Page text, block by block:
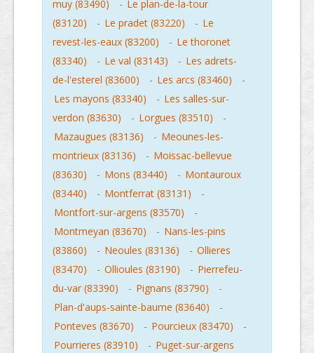
muy (83490)
- Le plan-de-la-tour
(83120)
- Le pradet (83220) - Le
revest-les-eaux (83200)
- Le thoronet
(83340)
- Le val (83143) - Les adrets-
de-l'esterel (83600)
- Les arcs (83460)
-
Les mayons (83340)
- Les salles-sur-
verdon (83630)
- Lorgues (83510)
-
Mazaugues (83136)
- Meounes-les-
montrieux (83136)
- Moissac-bellevue
(83630)
- Mons (83440) - Montauroux
(83440)
- Montferrat (83131)
-
Montfort-sur-argens (83570)
-
Montmeyan (83670)
- Nans-les-pins
(83860)
- Neoules (83136) - Ollieres
(83470)
- Ollioules (83190) - Pierrefeu-
du-var (83390)
- Pignans (83790)
-
Plan-d'aups-sainte-baume (83640)
-
Ponteves (83670)
- Pourcieux (83470)
-
Pourrieres (83910)
- Puget-sur-argens